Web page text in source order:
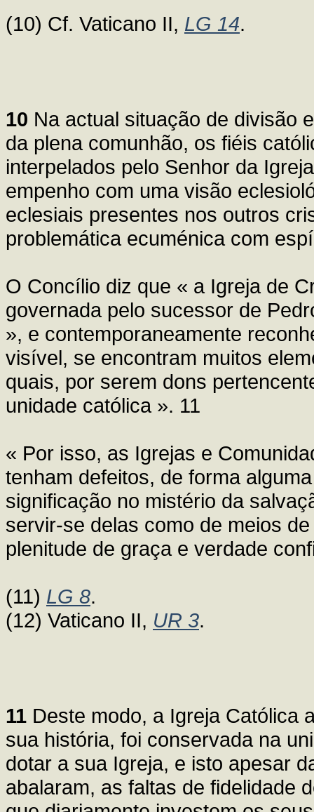
(10) Cf. Vaticano II, LG 14.
10 Na actual situação de divisão
da plena comunhão, os fiéis
interpelados pelo Senhor da
empenho com uma visão
eclesiais presentes nos outros
problemática ecuménica com
O Concílio diz que « a Igreja de
governada pelo sucessor de
», e contemporaneamente
visível, se encontram muitos
quais, por serem dons
unidade católica ». 11
« Por isso, as Igrejas e
tenham defeitos, de forma
significação no mistério da
servir-se delas como de meios
plenitude de graça e verdade
(11) LG 8.
(12) Vaticano II, UR 3.
11 Deste modo, a Igreja Católica
sua história, foi conservada na
dotar a sua Igreja, e isto apesar
abalaram, as faltas de fidelidade